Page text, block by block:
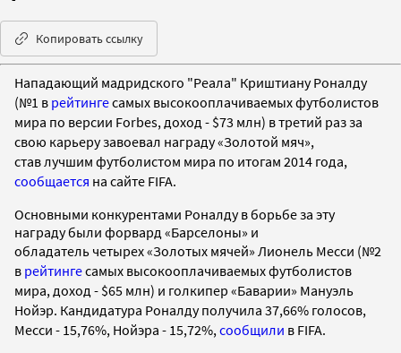
Копировать ссылку
Нападающий мадридского "Реала" Криштиану Роналду
(№1 в рейтингесамых высокооплачиваемых футболистов
мира по версии Forbes, доход - $73 млн) в третий раз за
свою карьеру завоевал награду «Золотой мяч»,
став лучшим футболистом мира по итогам 2014 года,
сообщается на сайте FIFA.
Основными конкурентами Роналду в борьбе за эту
награду были форвард «Барселоны» и
обладатель четырех «Золотых мячей» Лионель Месси (№2
в рейтингесамых высокооплачиваемых футболистов
мира, доход - $65 млн) и голкипер «Баварии» Мануэль
Нойэр. Кандидатура Роналду получила 37,66% голосов,
Месси - 15,76%, Нойэра - 15,72%, сообщили в FIFA.